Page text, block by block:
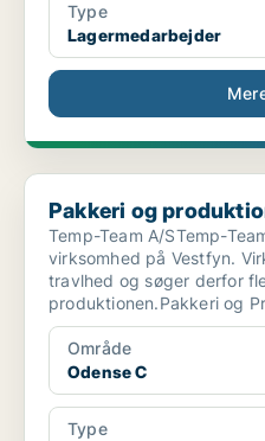
Type
Lagermedarbejder
Pakkeri og
Pakkeri og
Temp-Team A/STemp-
virksomhed på Vestfyn.
travlhed og søger derfor
produktionen.Pakkeri og
Område
Odense C
Type